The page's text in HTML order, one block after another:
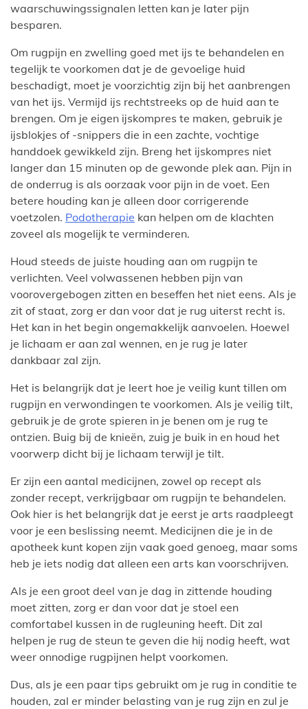
waarschuwingssignalen letten kan je later pijn
besparen.
Om rugpijn en zwelling goed met ijs te behandelen en
tegelijk te voorkomen dat je de gevoelige huid
beschadigt, moet je voorzichtig zijn bij het aanbrengen
van het ijs. Vermijd ijs rechtstreeks op de huid aan te
brengen. Om je eigen ijskompres te maken, gebruik je
ijsblokjes of -snippers die in een zachte, vochtige
handdoek gewikkeld zijn. Breng het ijskompres niet
langer dan 15 minuten op de gewonde plek aan. Pijn in
de onderrug is als oorzaak voor pijn in de voet. Een
betere houding kan je alleen door corrigerende
voetzolen. Podotherapie kan helpen om de klachten
zoveel als mogelijk te verminderen.
Houd steeds de juiste houding aan om rugpijn te
verlichten. Veel volwassenen hebben pijn van
voorovergebogen zitten en beseffen het niet eens. Als je
zit of staat, zorg er dan voor dat je rug uiterst recht is.
Het kan in het begin ongemakkelijk aanvoelen. Hoewel
je lichaam er aan zal wennen, en je rug je later
dankbaar zal zijn.
Het is belangrijk dat je leert hoe je veilig kunt tillen om
rugpijn en verwondingen te voorkomen. Als je veilig tilt,
gebruik je de grote spieren in je benen om je rug te
ontzien. Buig bij de knieën, zuig je buik in en houd het
voorwerp dicht bij je lichaam terwijl je tilt.
Er zijn een aantal medicijnen, zowel op recept als
zonder recept, verkrijgbaar om rugpijn te behandelen.
Ook hier is het belangrijk dat je eerst je arts raadpleegt
voor je een beslissing neemt. Medicijnen die je in de
apotheek kunt kopen zijn vaak goed genoeg, maar soms
heb je iets nodig dat alleen een arts kan voorschrijven.
Als je een groot deel van je dag in zittende houding
moet zitten, zorg er dan voor dat je stoel een
comfortabel kussen in de rugleuning heeft. Dit zal
helpen je rug de steun te geven die hij nodig heeft, wat
weer onnodige rugpijnen helpt voorkomen.
Dus, als je een paar tips gebruikt om je rug in conditie te
houden, zal er minder belasting van je rug zijn en zul je